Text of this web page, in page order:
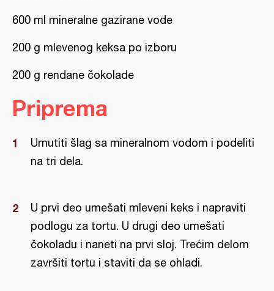
600 ml mineralne gazirane vode
200 g mlevenog keksa po izboru
200 g rendane čokolade
Priprema
Umutiti šlag sa mineralnom vodom i podeliti
na tri dela.
U prvi deo umešati mleveni keks i napraviti
podlogu za tortu. U drugi deo umešati
čokoladu i naneti na prvi sloj. Trećim delom
završiti tortu i staviti da se ohladi.